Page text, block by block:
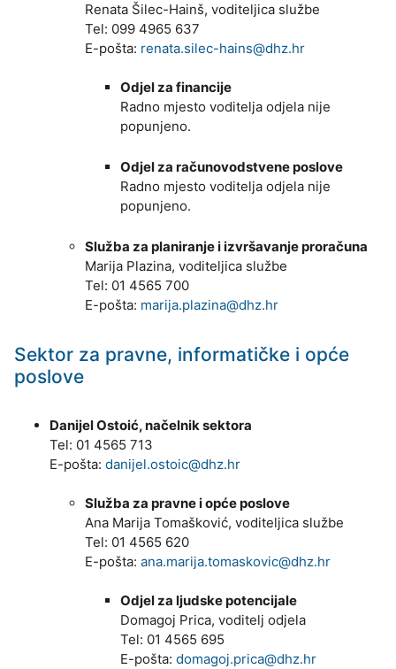
Renata Šilec-Hainš, voditeljica službe
Tel: 099 4965 637
E-pošta: renata.silec-hains@dhz.hr
Odjel za financije
Radno mjesto voditelja odjela nije
popunjeno.
Odjel za računovodstvene poslove
Radno mjesto voditelja odjela nije
popunjeno.
Služba za planiranje i izvršavanje proračuna
Marija Plazina, voditeljica službe
Tel: 01 4565 700
E-pošta: marija.plazina@dhz.hr
Sektor za pravne, informatičke i opće
poslove
Danijel Ostoić, načelnik sektora
Tel: 01 4565 713
E-pošta: danijel.ostoic@dhz.hr
Služba za pravne i opće poslove
Ana Marija Tomašković, voditeljica službe
Tel: 01 4565 620
E-pošta: ana.marija.tomaskovic@dhz.hr
Odjel za ljudske potencijale
Domagoj Prica, voditelj odjela
Tel: 01 4565 695
E-pošta: domagoj.prica@dhz.hr